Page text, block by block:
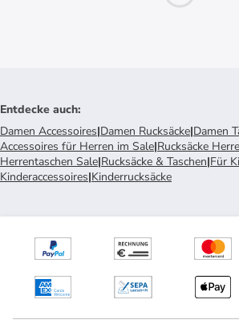
Entdecke auch:
Damen Accessoires|Damen Rucksäcke|Damen
Accessoires für Herren im Sale|Rucksäcke
Herrentaschen Sale|Rucksäcke & Taschen|Für
Kinderaccessoires|Kinderrucksäcke